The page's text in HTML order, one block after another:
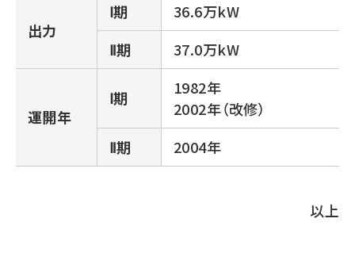
出力
Ⅰ期
36.6万kW
Ⅱ期
37.0万kW
運開年
Ⅰ期
1982年
2002年（改修）
Ⅱ期
2004年
以上